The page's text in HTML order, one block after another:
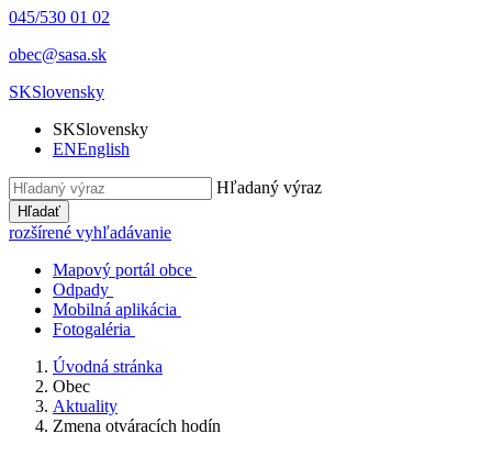
045/530 01 02
obec@sasa.sk
SKSlovensky
SKSlovensky
ENEnglish
Hľadaný výraz
Hľadať
rozšírené vyhľadávanie
Mapový portál obce
Odpady
Mobilná aplikácia
Fotogaléria
Úvodná stránka
Obec
Aktuality
Zmena otváracích hodín